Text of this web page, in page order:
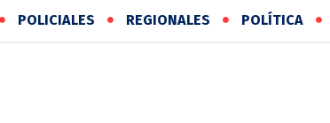
POLICIALES REGIONALES POLÍTICA